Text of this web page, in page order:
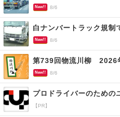
New!! 8/6
New!! 8/6
第739回物流川柳 2026
New!! 8/6
プロドライバーのための
【PR】